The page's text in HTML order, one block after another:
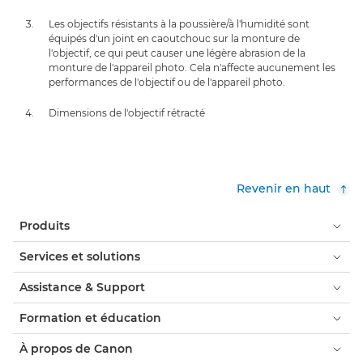
Les objectifs résistants à la poussière/à l'humidité sont
équipés d'un joint en caoutchouc sur la monture de
l'objectif, ce qui peut causer une légère abrasion de la
monture de l'appareil photo. Cela n'affecte aucunement les
performances de l'objectif ou de l'appareil photo.
Dimensions de l'objectif rétracté
Revenir en haut
Produits
Services et solutions
Assistance & Support
Formation et éducation
À propos de Canon